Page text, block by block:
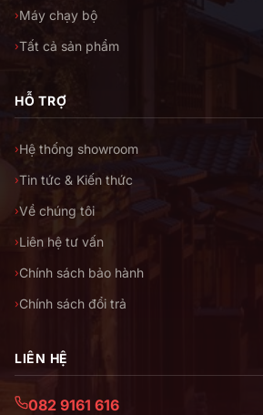
›Máy chạy bộ
›Tất cả sản phẩm
HỖ TRỢ
›Hệ thống showroom
›Tin tức & Kiến thức
›Về chúng tôi
›Liên hệ tư vấn
›Chính sách bảo hành
›Chính sách đổi trả
LIÊN HỆ
082 9161 616